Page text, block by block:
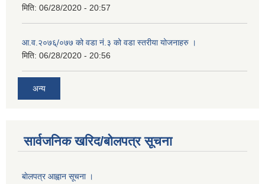
मिति: 06/28/2020 - 20:57
आ.व.२०७६्/०७७ को वडा नं.३ को वडा स्तरीया योजनाहरु ।
मिति: 06/28/2020 - 20:56
अन्य
सार्वजनिक खरिद/बोलपत्र सूचना
बाेलपत्र आह्वान सूचना ।